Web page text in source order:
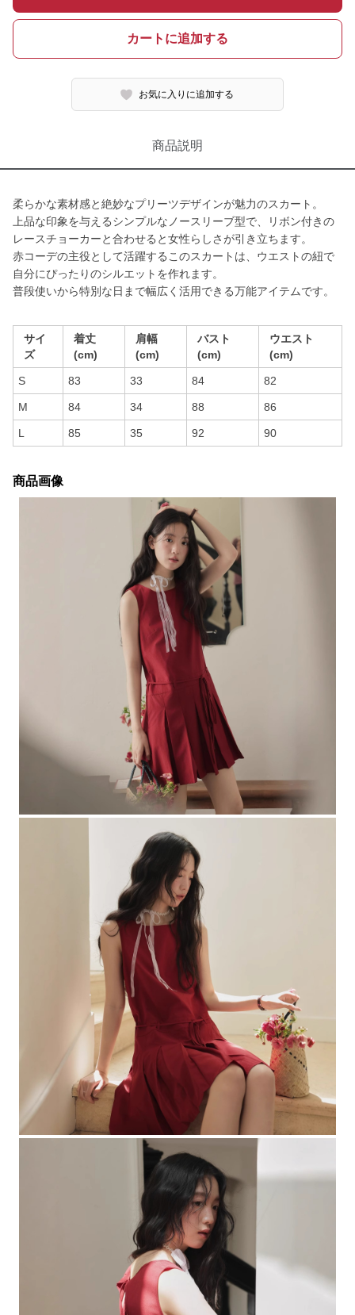
カートに追加する
お気に入りに追加する
商品説明
柔らかな素材感と絶妙なプリーツデザインが魅力のスカート。
上品な印象を与えるシンプルなノースリーブ型で、リボン付きの
レースチョーカーと合わせると女性らしさが引き立ちます。
赤コーデの主役として活躍するこのスカートは、ウエストの紐で
自分にぴったりのシルエットを作れます。
普段使いから特別な日まで幅広く活用できる万能アイテムです。
サイ
ズ
着丈
(cm)
肩幅
(cm)
バスト
(cm)
ウエスト
(cm)
S 83 33 84 82
M 84 34 88 86
L 85 35 92 90
商品画像